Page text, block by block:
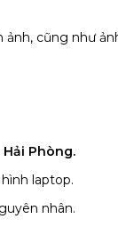
cũng như
Phòng.
laptop.
nhân.